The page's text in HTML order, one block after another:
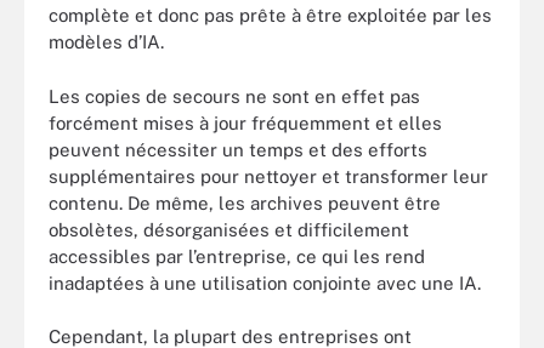
complète et donc pas prête à être exploitée par les
modèles d’IA.
Les copies de secours ne sont en effet pas
forcément mises à jour fréquemment et elles
peuvent nécessiter un temps et des efforts
supplémentaires pour nettoyer et transformer leur
contenu. De même, les archives peuvent être
obsolètes, désorganisées et difficilement
accessibles par l’entreprise, ce qui les rend
inadaptées à une utilisation conjointe avec une IA.
Cependant, la plupart des entreprises ont